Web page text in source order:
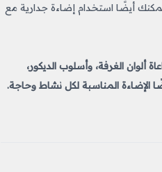
أيضًا استخدام إضاءة جدارية مع
ألوان الغرفة، وأسلوب الديكور،
الإضاءة المناسبة لكل نشاط وحاجة.